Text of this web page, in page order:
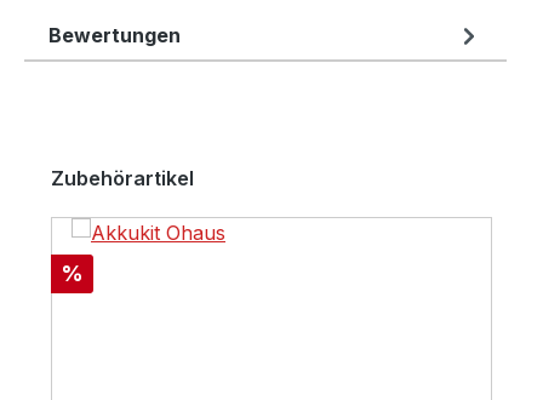
Bewertungen
Produktgalerie überspringen
Zubehörartikel
Rabatt
%